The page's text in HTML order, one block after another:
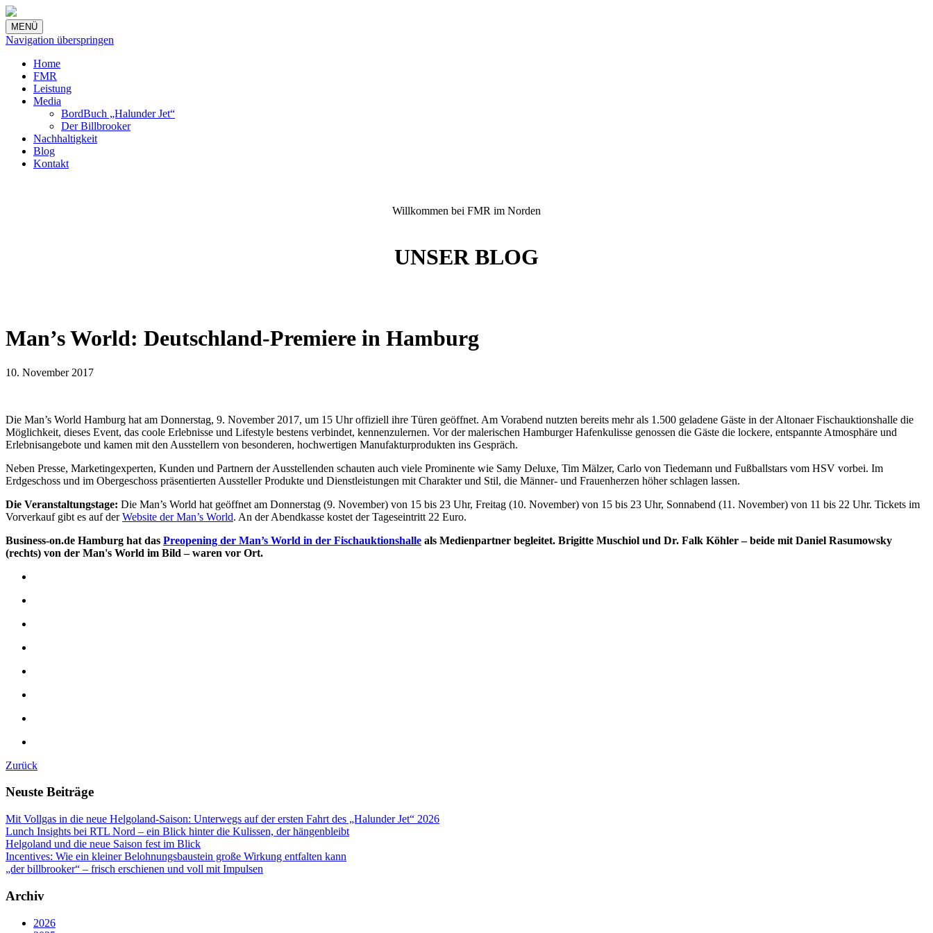
MENÜ
Navigation überspringen
Home
FMR
Leistung
Media
BordBuch „Halunder Jet“
Der Billbrooker
Nachhaltigkeit
Blog
Kontakt
Willkommen bei FMR im Norden
UNSER BLOG
Man’s World: Deutschland-Premiere in Hamburg
10. November 2017
Die Man’s World Hamburg hat am Donnerstag, 9. November 2017, um 15 Uhr offiziell ihre Türen geöffnet. Am Vorabend nutzten bereits mehr als 1.500 geladene Gäste in der Altonaer Fischauktionshalle die
Möglichkeit, dieses Event, das coole Erlebnisse und Lifestyle bestens verbindet, kennenzulernen. Vor der malerischen Hamburger Hafenkulisse genossen die Gäste die lockere, entspannte Atmosphäre und
Erlebnisangebote und kamen mit den Ausstellern von besonderen, hochwertigen Manufakturprodukten ins Gespräch.
Neben Presse, Marketingexperten, Kunden und Partnern der Ausstellenden schauten auch viele Prominente wie Samy Deluxe, Tim Mälzer, Carlo von Tiedemann und Fußballstars vom HSV vorbei. Im
Erdgeschoss und im Obergeschoss präsentierten Aussteller Produkte und Dienstleistungen mit Charakter und Stil, die Männer- und Frauenherzen höher schlagen lassen.
Die Veranstaltungstage: Die Man’s World hat geöffnet am Donnerstag (9. November) von 15 bis 23 Uhr, Freitag (10. November) von 15 bis 23 Uhr, Sonnabend (11. November) von 11 bis 22 Uhr. Tickets im
Vorverkauf gibt es auf derWebsite der Man’s World. An der Abendkasse kostet der Tageseintritt 22 Euro.
Business-on.de Hamburg hat das Preopening der Man’s World in der Fischauktionshalle als Medienpartner begleitet. Brigitte Muschiol und Dr. Falk Köhler –beide mit Daniel Rasumowsky
(rechts) von der Man's World im Bild – waren vor Ort.
Zurück
Neuste Beiträge
Mit Vollgas in die neue Helgoland-Saison: Unterwegs auf der ersten Fahrt des „Halunder Jet“ 2026
Lunch Insights bei RTL Nord – ein Blick hinter die Kulissen, der hängenbleibt
Helgoland und die neue Saison fest im Blick
Incentives: Wie ein kleiner Belohnungsbaustein große Wirkung entfalten kann
„der billbrooker“ – frisch erschienen und voll mit Impulsen
Archiv
2026